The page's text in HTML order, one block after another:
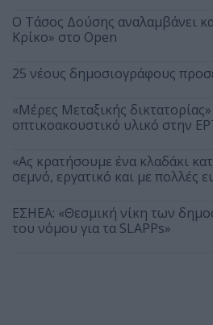
Ο Τάσος Δούσης αναλαμβάνει
Κρίκο» στο Open
25 νέους δημοσιογράφους
«Μέρες Μεταξικής
οπτικοακουστικό υλικό στην
«Ας κρατήσουμε ένα κλαδάκι
σεμνό, εργατικό και με πολλές
ΕΣΗΕΑ: «Θεσμική νίκη των
του νόμου για τα SLAPPs»